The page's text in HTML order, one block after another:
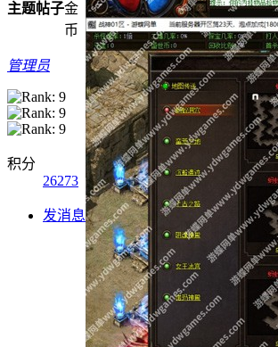
主题帖子金
币
管理员
积分
26273
发消息